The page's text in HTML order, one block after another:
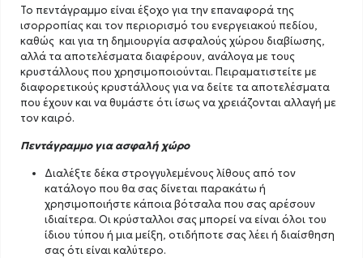
Το πεντάγραμμο είναι έξοχο για την επαναφορά της
ισορροπίας και τον περιορισμό του ενεργειακού πεδίου,
καθώς και για τη δημιουργία ασφαλούς χώρου διαβίωσης,
αλλά τα αποτελέσματα διαφέρουν, ανάλογα με τους
κρυστάλλους που χρησιμοποιούνται. Πειραματιστείτε με
διαφορετικούς κρυστάλλους για να δείτε τα αποτελέσματα
που έχουν και να θυμάστε ότι ίσως να χρειάζονται αλλαγή με
τον καιρό.
Πεντάγραμμο για ασφαλή χώρο
Διαλέξτε δέκα στρογγυλεμένους λίθους από τον
κατάλογο που θα σας δίνεται παρακάτω ή
χρησιμοποιήστε κάποια βότσαλα που σας αρέσουν
ιδιαίτερα. Οι κρύσταλλοι σας μπορεί να είναι όλοι του
ίδιου τύπου ή μια μείξη, οτιδήποτε σας λέει ή διαίσθηση
σας ότι είναι καλύτερο.